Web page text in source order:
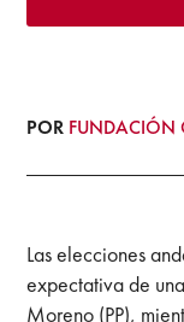
POR FUNDACIÓN
Las elecciones
expectativa de
Moreno (PP),